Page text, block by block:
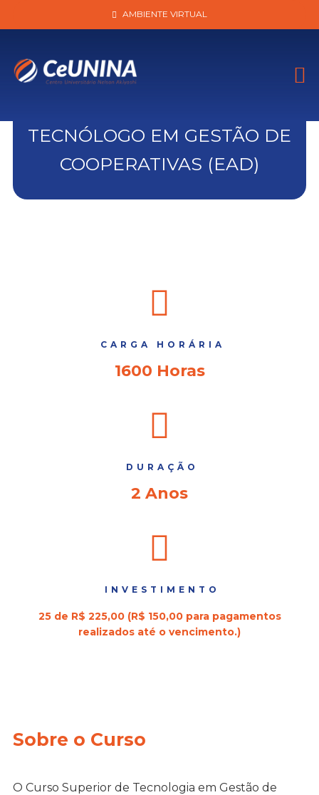
AMBIENTE VIRTUAL
TECNÓLOGO EM GESTÃO DE
COOPERATIVAS (EAD)
CARGA HORÁRIA
1600 Horas
DURAÇÃO
2 Anos
INVESTIMENTO
25 de R$ 225,00 (R$ 150,00 para pagamentos
realizados até o vencimento.)
Sobre o Curso
O Curso Superior de Tecnologia em Gestão de